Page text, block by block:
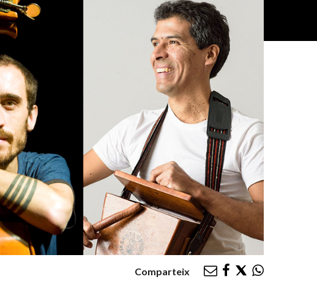
Comparteix